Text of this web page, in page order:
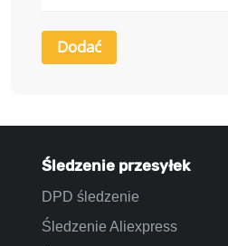
Śledzenie przesyłek
DPD śledzenie
Śledzenie Aliexpress